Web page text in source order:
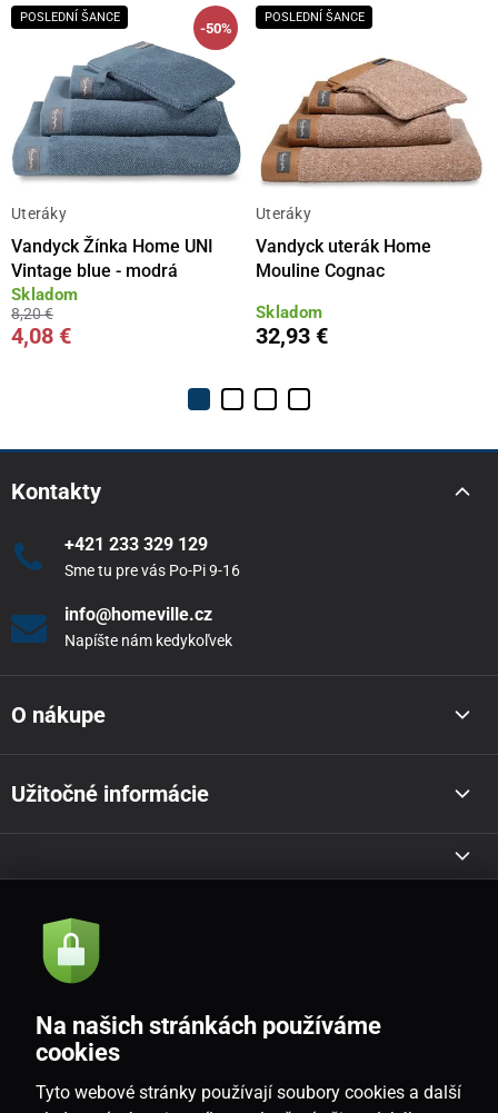
POSLEDNÍ ŠANCE
-50%
Uteráky
Vandyck Žínka Home UNI
Vintage blue - modrá
Skladom
8,20 €
4,08 €
POSLEDNÍ ŠANCE
Uteráky
Vandyck uterák Home
Mouline Cognac
Skladom
32,93 €
Kontakty
+421 233 329 129
Sme tu pre vás Po-Pi 9-16
info@homeville.cz
Napíšte nám kedykoľvek
O nákupe
Užitočné informácie
Akcie a novinky e-mailom
Souhlasím sezásadami zpracování osobních údajů
Na našich stránkách používáme
cookies
Tyto webové stránky používají soubory cookies a další